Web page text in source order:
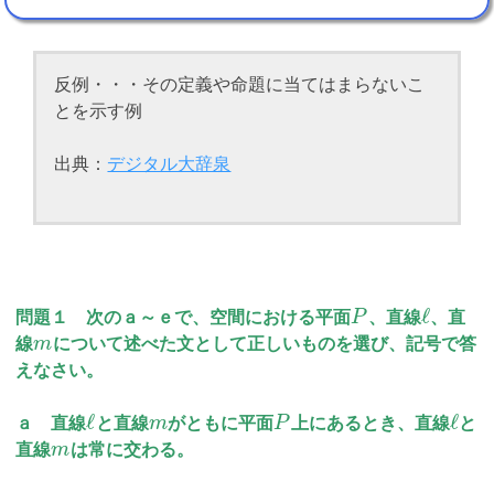
反例・・・その定義や命題に当てはまらないこ
とを示す例
出典： デジタル大辞泉
問題１ 次のａ～ｅで、空間における平面P 、直線ℓ、直
線mについて述べた文として正しいものを選び、記号で答
えなさい。
ａ 直線ℓと直線mがともに平面P 上にあるとき、直線ℓと
直線mは常に交わる。